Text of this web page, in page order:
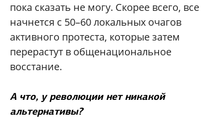
пока сказать не могу. Скорее всего, все
начнется с 50–60 локальных очагов
активного протеста, которые затем
перерастут в общенациональное
восстание.
А что, у революции нет никакой
альтернативы?